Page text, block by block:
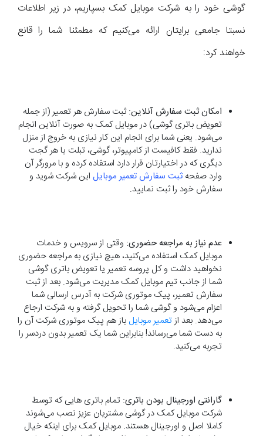
گوشی خود را به شرکت موبایل کمک بسپاریم، در زیر اطلاعات
نسبتا جامعی برایتان ارائه می‌کنیم که مطمئنا شما را قانع
خواهند کرد:
امکان ثبت سفارش آنلاین:ثبت سفارش هر تعمیر (از جمله
تعویض باتری گوشی) در موبایل کمک به صورت آنلاین انجام
می‌شود. یعنی شما برای انجام این کار نیازی به خروج از منزل
ندارید. فقط کافیست از کامپیوتر، گوشی، تبلت یا هر گجت
دیگری که در اختیارتان قرار دارد استفاده کرده و با مرورگر آن
وارد صفحهثبت سفارش تعمیر موبایل این شرکت شوید و
سفارش خود را ثبت نمایید.
عدم نیاز به مراجعه حضوری: وقتی از سرویس و خدمات
موبایل کمک استفاده می‌کنید، هیچ نیازی به مراجعه حضوری
نخواهید داشت و کل پروسه تعمیر یا تعویض باتری گوشی
شما از جانب تیم موبایل کمک مدیریت می‌شود. بعد از ثبت
سفارش تعمیر، پیک موتوری شرکت به آدرس ارسالی شما
اعزام می‌شود و گوشی شما را تحویل گرفته و به شرکت ارجاع
می‌دهد. بعد ازتعمیر موبایل باز هم پیک موتوری شرکت آن را
به دست شما می‌رساند! بنابراین شما یک تعمیر بدون دردسر را
تجربه می‌کنید.
گارانتی اورجینال بودن باتری: تمام باتری هایی که توسط
شرکت موبایل کمک در گوشی مشتریان عزیز نصب می‌شوند
کاملا اصل و اورجینال هستند. موبایل کمک برای اینکه خیال